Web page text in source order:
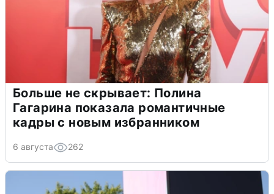
Больше не скрывает: Полина
Гагарина показала романтичные
кадры с новым избранником
6 августа 262